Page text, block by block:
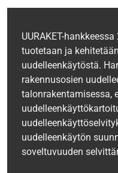
UURAKET-
tuotetaan ja
uudelleenkäytöstä.
rakennusosien
talonrakentamisessa,
uudelleenkäytön
soveltuvuuden